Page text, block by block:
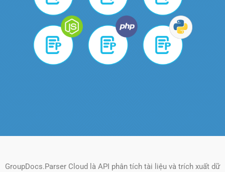
GroupDocs.Parser Cloud là API phân tích tài liệu và trích xuất dữ